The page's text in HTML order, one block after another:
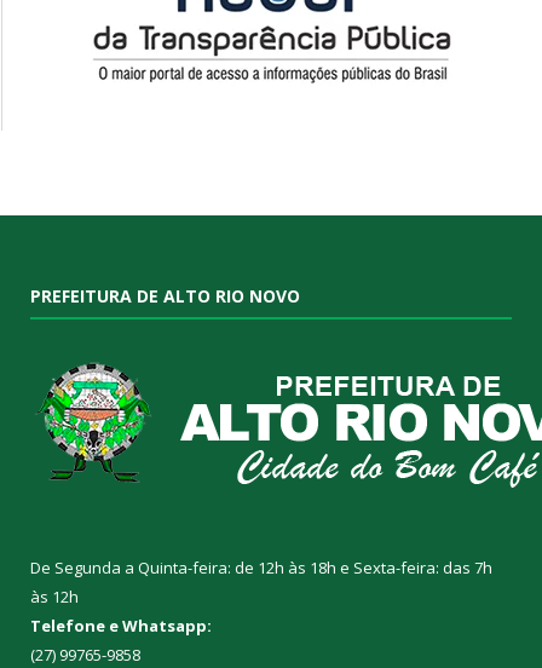
PREFEITURA DE ALTO RIO NOVO
De Segunda a Quinta-feira: de 12h às 18h e Sexta-feira: das 7h
às 12h
Telefone e Whatsapp:
(27) 99765-9858